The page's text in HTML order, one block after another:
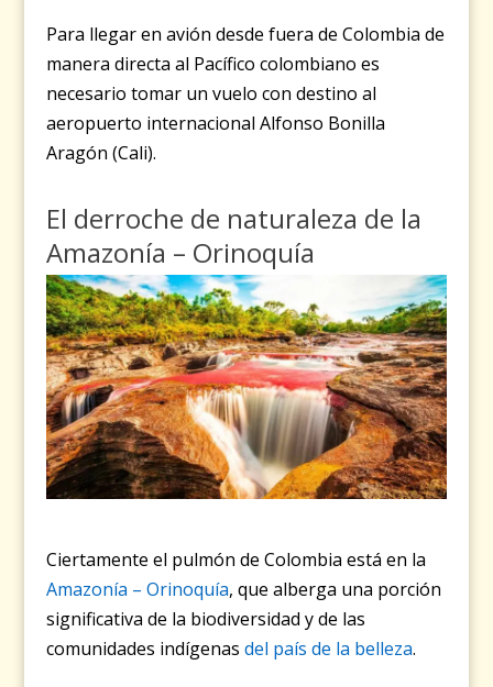
Para llegar en avión desde fuera de Colombia de
manera directa al Pacífico colombiano es
necesario tomar un vuelo con destino al
aeropuerto internacional Alfonso Bonilla
Aragón (Cali).
El derroche de naturaleza de la
Amazonía – Orinoquía
Ciertamente el pulmón de Colombia está en la
Amazonía – Orinoquía, que alberga una porción
significativa de la biodiversidad y de las
comunidades indígenasdel país de la belleza.